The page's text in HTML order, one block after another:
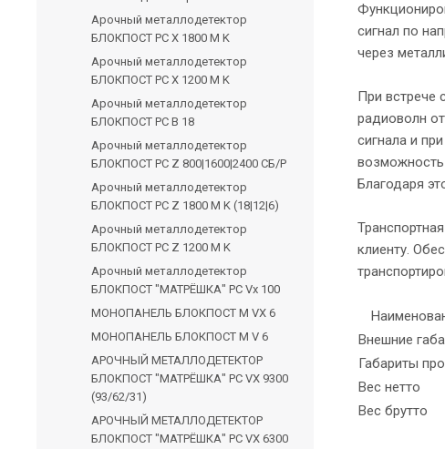
сигнал по
через
При встрече
радиоволн
сигнала и
возможность
Благодаря
клиенту.
Внешние
Габариты
Вес нетто
Вес брутто
Арочный металлодетектор
БЛОКПОСТ РС Х 1800 M K
Арочный металлодетектор
БЛОКПОСТ РС Х 1200 M K
Арочный металлодетектор
БЛОКПОСТ PC В 18
Арочный металлодетектор
БЛОКПОСТ PC Z 800|1600|2400 СБ/Р
Арочный металлодетектор
БЛОКПОСТ PC Z 1800 M K (18|12|6)
Арочный металлодетектор
БЛОКПОСТ PC Z 1200 M K
Арочный металлодетектор
БЛОКПОСТ "МАТРЁШКА" PC Vx 100
МОНОПАНЕЛЬ БЛОКПОСТ M VX 6
МОНОПАНЕЛЬ БЛОКПОСТ M V 6
АРОЧНЫЙ МЕТАЛЛОДЕТЕКТОР
БЛОКПОСТ "МАТРЁШКА" PC VX 9300
(93/62/31)
АРОЧНЫЙ МЕТАЛЛОДЕТЕКТОР
БЛОКПОСТ "МАТРЁШКА" PC VX 6300